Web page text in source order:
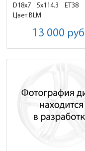
D18x7 5x114.3 ET38
Цвет BLM
13 000